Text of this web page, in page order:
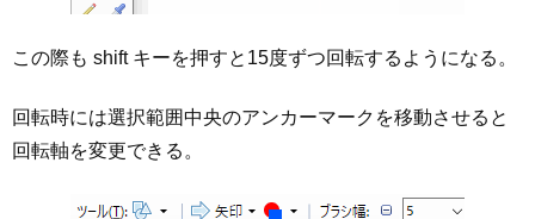
この際も shift キーを押すと15度ずつ回転するようになる。
回転時には選択範囲中央のアンカーマークを移動させると
回転軸を変更できる。